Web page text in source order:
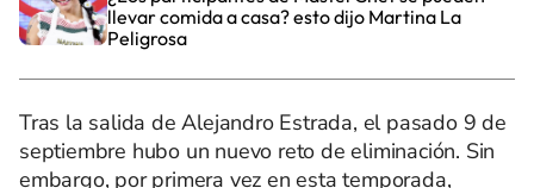
llevar comida a casa? esto dijo Martina La
Peligrosa
Tras la salida de Alejandro Estrada, el pasado 9 de
septiembre hubo un nuevo reto de eliminación. Sin
embargo, por primera vez en esta temporada,